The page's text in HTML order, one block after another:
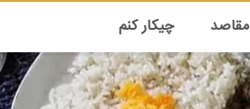
مقاصد چیکار کنم